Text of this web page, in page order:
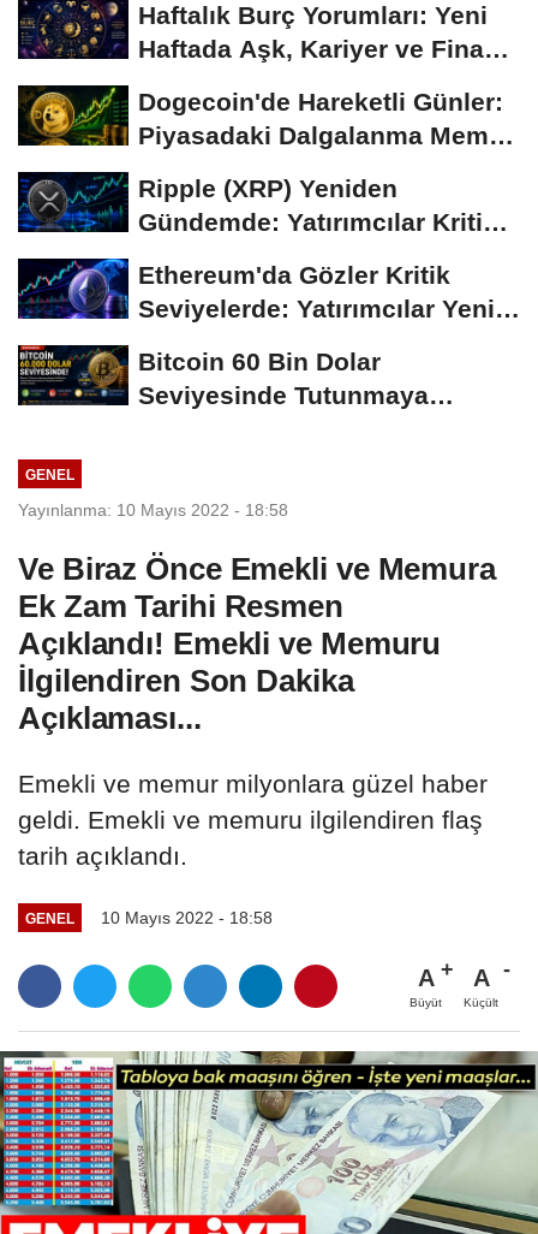
Haftalık Burç Yorumları: Yeni
Haftada Aşk, Kariyer ve Finans
Dogecoin'de Hareketli Günler:
Piyasadaki Dalgalanma Meme
Ripple (XRP) Yeniden
Gündemde: Yatırımcılar Kritik
Ethereum'da Gözler Kritik
Seviyelerde: Yatırımcılar Yeni
Bitcoin 60 Bin Dolar
Seviyesinde Tutunmaya
GENEL
Yayınlanma: 10 Mayıs 2022 - 18:58
Ve Biraz Önce Emekli ve Memura
Ek Zam Tarihi Resmen
Açıklandı! Emekli ve Memuru
İlgilendiren Son Dakika
Açıklaması...
Emekli ve memur milyonlara güzel haber
geldi. Emekli ve memuru ilgilendiren flaş
tarih açıklandı.
GENEL 10 Mayıs 2022 - 18:58
A
Büyüt
A
Küçült